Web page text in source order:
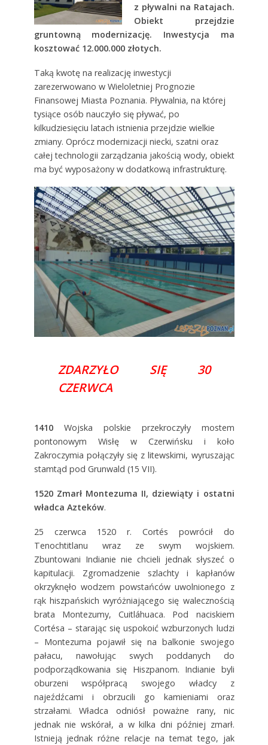
z pływalni na Ratajach.
Obiekt przejdzie
gruntowną modernizację. Inwestycja ma
kosztować 12.000.000 złotych.
Taką kwotę na realizację inwestycji
zarezerwowano w Wieloletniej Prognozie
Finansowej Miasta Poznania. Pływalnia, na której
tysiące osób nauczyło się pływać, po
kilkudziesięciu latach istnienia przejdzie wielkie
zmiany. Oprócz modernizacji niecki, szatni oraz
całej technologii zarządzania jakością wody, obiekt
ma być wyposażony w dodatkową infrastrukturę.
ZDARZYŁO SIĘ 30
CZERWCA
1410Wojska polskie przekroczyły mostem
pontonowym Wisłę w Czerwińsku i koło
Zakroczymia połączyły się z litewskimi, wyruszając
stamtąd pod Grunwald (15 VII).
1520 Zmarł Montezuma II, dziewiąty i ostatni
władca Azteków.
25 czerwca 1520 r. Cortés powrócił do
Tenochtitlanu wraz ze swym wojskiem.
Zbuntowani Indianie nie chcieli jednak słyszeć o
kapitulacji. Zgromadzenie szlachty i kapłanów
okrzyknęło wodzem powstańców uwolnionego z
rąk hiszpańskich wyróżniającego się walecznością
brata Montezumy, Cuitláhuaca. Pod naciskiem
Cortésa – starając się uspokoić wzburzonych ludzi
– Montezuma pojawił się na balkonie swojego
pałacu, nawołując swych poddanych do
podporządkowania się Hiszpanom. Indianie byli
oburzeni współpracą swojego władcy z
najeźdźcami i obrzucili go kamieniami oraz
strzałami. Władca odniósł poważne rany, nic
jednak nie wskórał, a w kilka dni później zmarł.
Istnieją jednak różne relacje na temat tego, jak